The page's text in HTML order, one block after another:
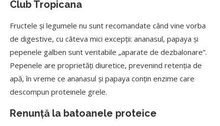
Club Tropicana
Fructele și legumele nu sunt recomandate când vine vorba
de digestive, cu câteva mici excepții: ananasul, papaya și
pepenele galben sunt veritabile „aparate de dezbalonare”.
Pepenele are proprietăți diuretice, prevenind retenția de
apă, în vreme ce ananasul și papaya conțin enzime care
descompun proteinele grele.
Renunță la batoanele proteice